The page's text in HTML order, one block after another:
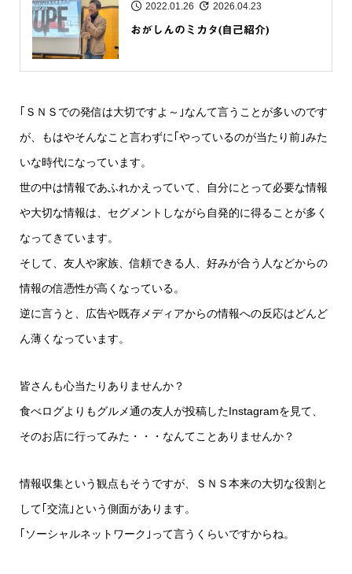
2022.01.26 2026.04.23
おがしんのミカタ(自己紹介)
｢ＳＮＳでの発信は大切ですよ～｣なんて言うことが多いのです
が、もはやそんなこと言わずに｢やっているのが当たり前｣みた
いな時代になっています。
世の中は情報であふれかえっていて、自分にとって必要な情報
や大切な情報は、セグメントしながら自発的に得ることが多く
なってきています。
そして、友人や家族、信頼できる人、好みが合う人などからの
情報の信憑性が高くなっている。
逆に言うと、広告や既存メディアからの情報への反応はどんど
ん薄くなっています。
皆さんも心当たりありませんか？
食べログよりもグルメ通の友人が投稿したInstagramを見て、
そのお店に行ってみた・・・なんてことありませんか？
情報収集という観点もそうですが、ＳＮＳ本来の大切な役割と
して｢交流｣という側面があります。
｢ソーシャルネットワーク｣って言うくらいですからね。